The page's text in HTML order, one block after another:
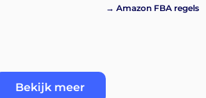
→ Amazon FBA regels
Bekijk meer